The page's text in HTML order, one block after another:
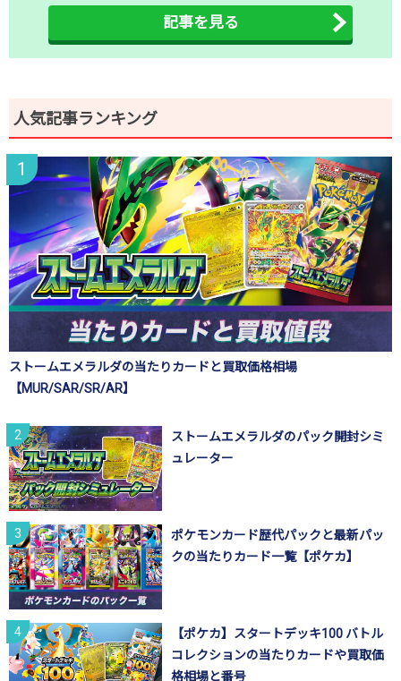
記事を見る
人気記事ランキング
ストームエメラルダの当たりカードと買取価格相場
【MUR/SAR/SR/AR】
ストームエメラルダのパック開封シミ
ュレーター
ポケモンカード歴代パックと最新パッ
クの当たりカード一覧【ポケカ】
【ポケカ】スタートデッキ100 バトル
コレクションの当たりカードや買取価
格相場と番号